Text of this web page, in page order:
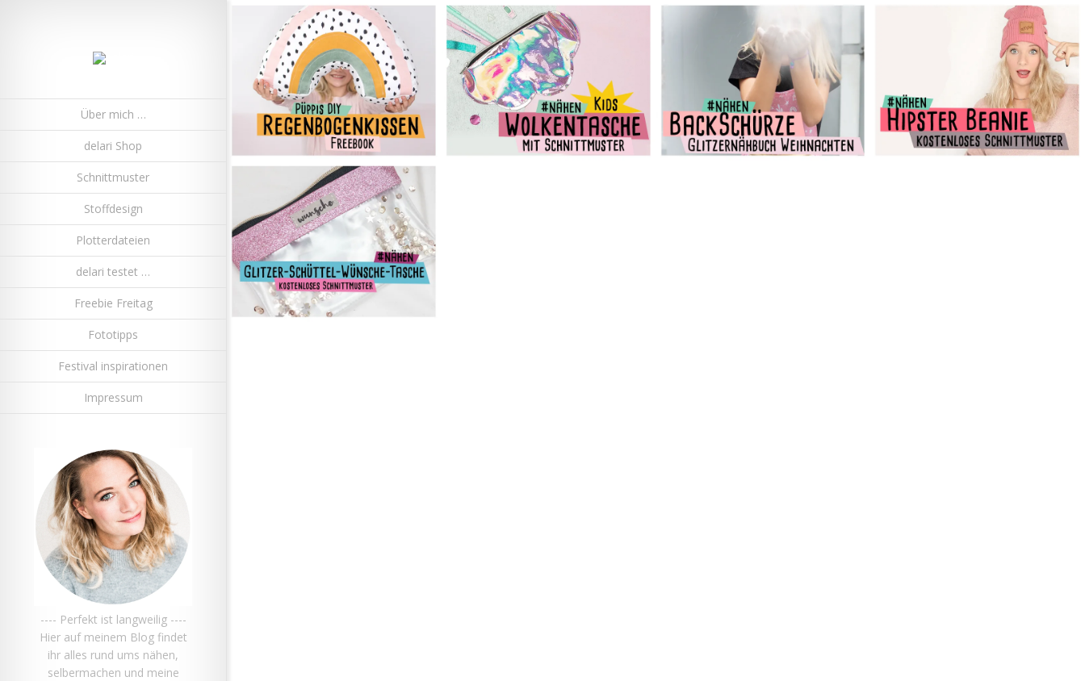
Über mich …
delari Shop
Schnittmuster
Stoffdesign
Plotterdateien
delari testet …
Freebie Freitag
Fototipps
Festival inspirationen
Impressum
---- Perfekt ist langweilig ----
Hier auf meinem Blog findet
ihr alles rund ums nähen,
selbermachen und meine